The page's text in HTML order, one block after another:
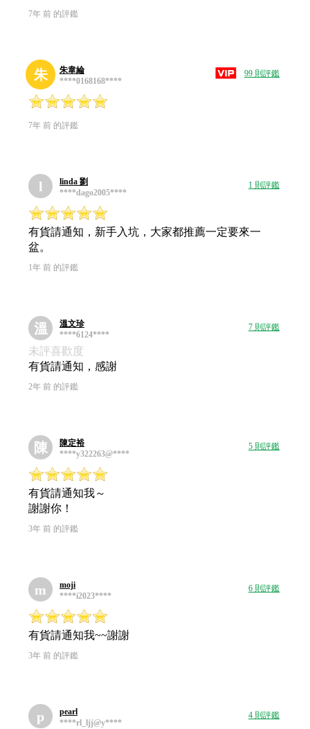
7年 前 的評鑑
朱
朱韋綸
****0168168****
99 則評鑑
7年 前 的評鑑
l
linda 劉
****dago2005****
1 則評鑑
有貨請通知，新手入坑，大家都推薦一定要來一
盆。
1年 前 的評鑑
溫
溫文珍
****6124****
7 則評鑑
未評喜歡度
有貨請通知，感謝
2年 前 的評鑑
陳
陳定裕
****y322263@****
5 則評鑑
有貨請通知我～
謝謝你！
3年 前 的評鑑
m
moji
****i2023****
6 則評鑑
有貨請通知我~~謝謝
3年 前 的評鑑
p
pearl
****rl_ljj@y****
4 則評鑑